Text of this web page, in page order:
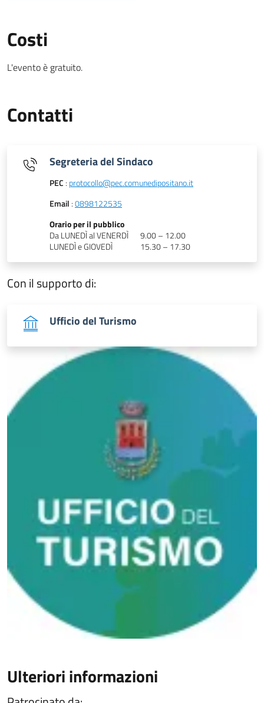
Costi
L'evento è gratuito.
Contatti
Segreteria del Sindaco
PEC : protocollo@pec.comunedipositano.it
Email :0898122535
Orario per il pubblico
Da LUNEDÌ al VENERDÌ
9.00 – 12.00
LUNEDÌ e GIOVEDÌ
15.30 – 17.30
Con il supporto di:
Ufficio del Turismo
Ulteriori informazioni